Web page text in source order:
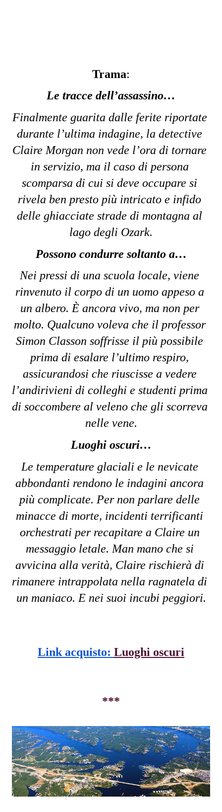
Trama:
Le tracce dell’assassino…
Finalmente guarita dalle ferite riportate
durante l’ultima indagine, la detective
Claire Morgan non vede l’ora di tornare
in servizio, ma il caso di persona
scomparsa di cui si deve occupare si
rivela ben presto più intricato e infido
delle ghiacciate strade di montagna al
lago degli Ozark.
Possono condurre soltanto a…
Nei pressi di una scuola locale, viene
rinvenuto il corpo di un uomo appeso a
un albero. È ancora vivo, ma non per
molto. Qualcuno voleva che il professor
Simon Classon soffrisse il più possibile
prima di esalare l’ultimo respiro,
assicurandosi che riuscisse a vedere
l’andirivieni di colleghi e studenti prima
di soccombere al veleno che gli scorreva
nelle vene.
Luoghi oscuri…
Le temperature glaciali e le nevicate
abbondanti rendono le indagini ancora
più complicate. Per non parlare delle
minacce di morte, incidenti terrificanti
orchestrati per recapitare a Claire un
messaggio letale. Man mano che si
avvicina alla verità, Claire rischierà di
rimanere intrappolata nella ragnatela di
un maniaco. E nei suoi incubi peggiori.
Link acquisto: Luoghi oscuri
***